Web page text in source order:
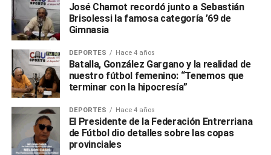
José Chamot recordó junto a Sebastián
Brisolessi la famosa categoría ’69 de
Gimnasia
DEPORTES Hace 4 años
Batalla, González Gargano y la realidad de
nuestro fútbol femenino: “Tenemos que
terminar con la hipocresía”
DEPORTES Hace 4 años
El Presidente de la Federación Entrerriana
de Fútbol dio detalles sobre las copas
provinciales